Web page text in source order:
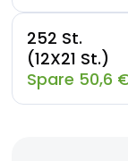
252 St.
(12X21 St.)
Spare 50,6